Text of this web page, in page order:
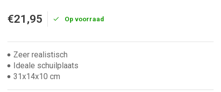
€21,95 Op voorraad
Zeer realistisch
Ideale schuilplaats
31x14x10 cm